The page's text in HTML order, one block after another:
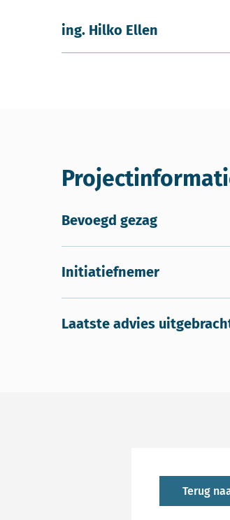
ing. Hilko Ellen
Bevoegd gezag
Initiatiefnemer
Laatste advies
Terug